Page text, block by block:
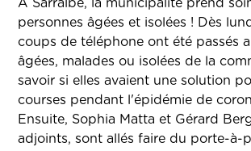
A Sarralbe, la municipalité prend
personnes âgées et isolées ! Dès
coups de téléphone ont été passés
âgées, malades ou isolées de la
savoir si elles avaient une solution
courses pendant l'épidémie de
Ensuite, Sophia Matta et Gérard
adjoints, sont allés faire du porte-à-